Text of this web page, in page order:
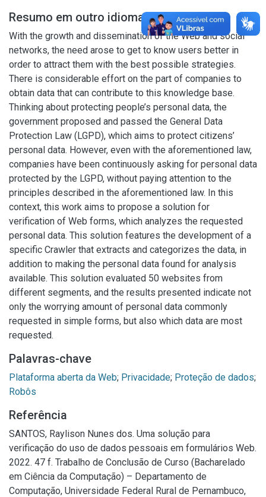
Resumo em outro idioma
With the growth and dissemination of the Web and social
networks, the need arose to get to know users better in
order to attract them with the best possible strategies.
There is considerable effort on the part of companies to
obtain data that can contribute to this knowledge base.
Thinking about protecting people’s personal data, the
government proposed and passed the General Data
Protection Law (LGPD), which aims to protect citizens’
personal data. However, even with the aforementioned law,
companies have been continuously asking for personal data
protected by the LGPD, without paying attention to the
principles described in the aforementioned law. In this
context, this work aims to propose a solution for
verification of Web forms, which analyzes the requested
personal data. This solution features the development of a
specific Crawler that extracts and categorizes the data, in
addition to making the personal data found for analysis
available. This solution evaluated 50 websites from
different segments, and the results presented indicate not
only the worrying amount of personal data commonly
requested in simple forms, but also which data are most
requested.
Palavras-chave
Plataforma aberta da Web; Privacidade; Proteção de dados;
Robôs
Referência
SANTOS, Raylison Nunes dos. Uma solução para
verificação do uso de dados pessoais em formulários Web.
2022. 47 f. Trabalho de Conclusão de Curso (Bacharelado
em Ciência da Computação) – Departamento de
Computação, Universidade Federal Rural de Pernambuco,